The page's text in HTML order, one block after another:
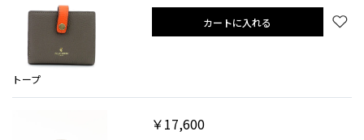
トープ
カートに入れる
￥17,600